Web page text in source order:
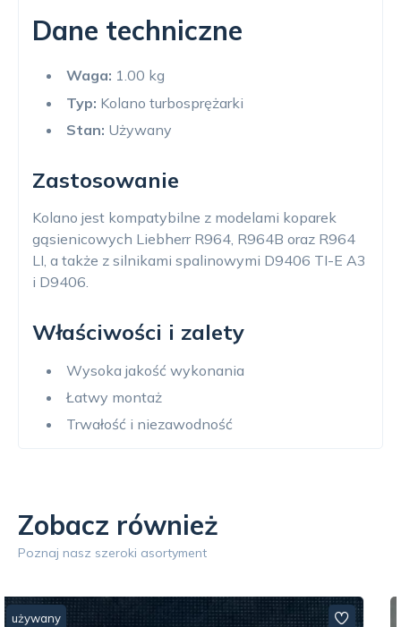
Dane techniczne
Waga: 1.00 kg
Typ: Kolano turbosprężarki
Stan: Używany
Zastosowanie
Kolano jest kompatybilne z modelami koparek
gąsienicowych Liebherr R964, R964B oraz R964
LI, a także z silnikami spalinowymi D9406 TI-E A3
i D9406.
Właściwości i zalety
Wysoka jakość wykonania
Łatwy montaż
Trwałość i niezawodność
Zobacz również
Poznaj nasz szeroki asortyment
używany